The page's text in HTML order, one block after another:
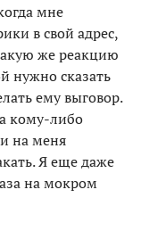
мне
в свой адрес,
же реакцию
нужно сказать
ему выговор.
кому-либо
на меня
Я еще даже
на мокром